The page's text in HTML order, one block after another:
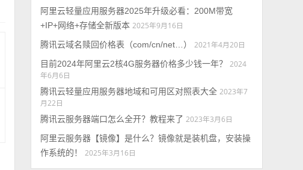
阿里云轻量应用服务器2025年升级必看：200M带宽
+IP+网络+存储全新版本 2025年9月16日
腾讯云域名赎回价格表（com/cn/net…）
2021年4月20日
目前2024年阿里云2核4G服务器价格多少钱一年？
2024
年6月6日
腾讯云轻量应用服务器地域和可用区对照表大全 2023年7
月22日
腾讯云服务器端口怎么全开？教程来了 2023年3月6日
阿里云服务器【镜像】是什么？镜像就是装机盘，安装操
作系统的！
2025年3月16日